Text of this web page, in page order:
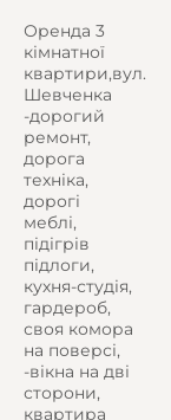
Оренда 3
кімнатної
квартири,вул.
Шевченка
-дорогий
ремонт,
дорога
техніка,
дорогі
меблі,
підігрів
підлоги,
кухня-студія,
гардероб,
своя комора
на поверсі,
-вікна на дві
сторони,
квартира